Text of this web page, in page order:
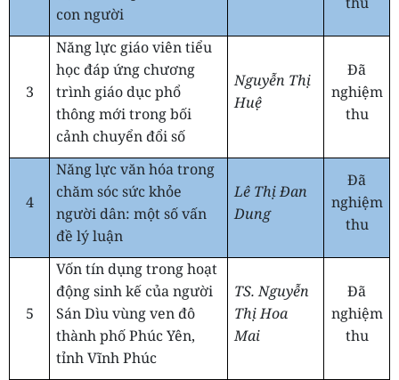
con người
3
Năng lực giáo viên tiểu
học đáp ứng chương
trình giáo dục phổ
thông mới trong bối
cảnh chuyển đổi số
Nguyễn Thị
Huệ
Đã
nghiệm
thu
4
Năng lực văn hóa trong
chăm sóc sức khỏe
người dân: một số vấn
đề lý luận
Lê Thị Đan
Dung
Đã
nghiệm
thu
5
Vốn tín dụng trong hoạt
động sinh kế của người
Sán Dìu vùng ven đô
thành phố Phúc Yên,
tỉnh Vĩnh Phúc
TS. Nguyễn
Thị Hoa
Mai
Đã
nghiệm
thu